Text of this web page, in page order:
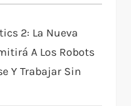
2: La Nueva
A Los Robots
Y Trabajar Sin